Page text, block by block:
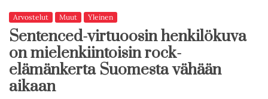
Arvostelut Muut Yleinen
Sentenced-virtuoosin henkilökuva
on mielenkiintoisin rock-
elämänkerta Suomesta vähään
aikaan